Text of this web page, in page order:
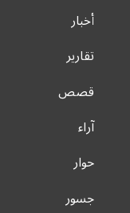
أخبار
تقارير
قصص
آراء
حوار
جسور